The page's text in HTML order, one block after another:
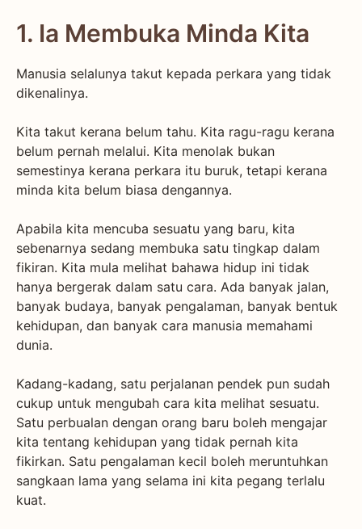
1. Ia Membuka Minda Kita
Manusia selalunya takut kepada perkara yang tidak
dikenalinya.
Kita takut kerana belum tahu. Kita ragu-ragu kerana
belum pernah melalui. Kita menolak bukan
semestinya kerana perkara itu buruk, tetapi kerana
minda kita belum biasa dengannya.
Apabila kita mencuba sesuatu yang baru, kita
sebenarnya sedang membuka satu tingkap dalam
fikiran. Kita mula melihat bahawa hidup ini tidak
hanya bergerak dalam satu cara. Ada banyak jalan,
banyak budaya, banyak pengalaman, banyak bentuk
kehidupan, dan banyak cara manusia memahami
dunia.
Kadang-kadang, satu perjalanan pendek pun sudah
cukup untuk mengubah cara kita melihat sesuatu.
Satu perbualan dengan orang baru boleh mengajar
kita tentang kehidupan yang tidak pernah kita
fikirkan. Satu pengalaman kecil boleh meruntuhkan
sangkaan lama yang selama ini kita pegang terlalu
kuat.